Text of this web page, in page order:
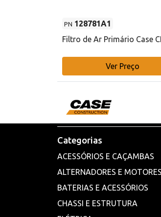
PN 128781A1
Filtro de Ar Primário Case
Ver Preço
Categorias
ACESSÓRIOS E CAÇAMBAS
ALTERNADORES E
BATERIAS E ACESSÓRIOS
CHASSI E ESTRUTURA